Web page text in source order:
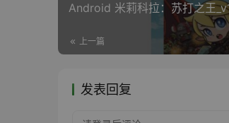
Android 米莉科拉：苏打之王
上一篇
发表回复